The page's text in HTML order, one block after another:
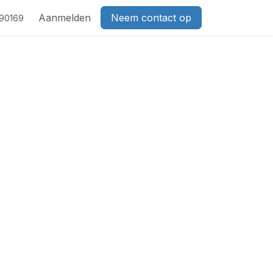
Aanmelden Neem contact op